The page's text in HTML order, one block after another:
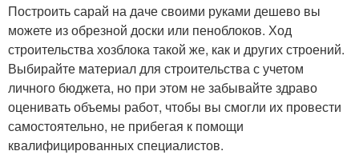
Построить сарай на даче своими руками дешево вы
можете из обрезной доски или пеноблоков. Ход
строительства хозблока такой же, как и других строений.
Выбирайте материал для строительства с учетом
личного бюджета, но при этом не забывайте здраво
оценивать объемы работ, чтобы вы смогли их провести
самостоятельно, не прибегая к помощи
квалифицированных специалистов.